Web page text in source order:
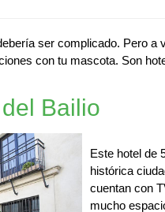
ser complicado. Pero a
con tu mascota. Son
Bailio
Este hotel de
histórica
cuentan con
mucho